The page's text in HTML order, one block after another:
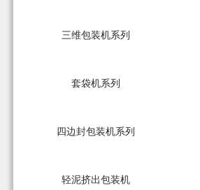
三维包装机系列
套袋机系列
四边封包装机系列
轻泥挤出包装机